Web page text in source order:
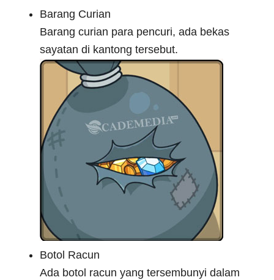
Barang Curian
Barang curian para pencuri, ada bekas
sayatan di kantong tersebut.
Botol Racun
Ada botol racun yang tersembunyi dalam